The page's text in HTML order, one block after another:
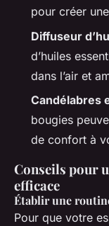
pour créer
Diffuseur
d’huiles
dans l’air et
Candélabres
bougies
de confort à
Conseils pour
efficace
Établir une
Pour que votre